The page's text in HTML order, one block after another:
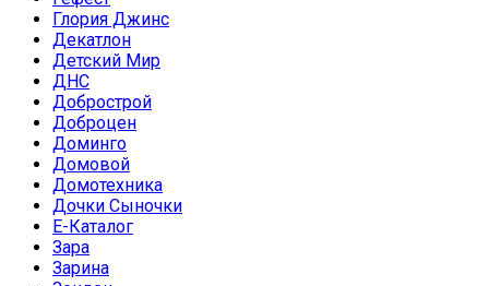
Глория Джинс
Декатлон
Детский Мир
ДНС
Добрострой
Доброцен
Доминго
Домовой
Домотехника
Дочки Сыночки
Е-Каталог
Зара
Зарина